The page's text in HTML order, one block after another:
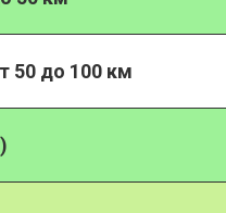
50 до 100 км